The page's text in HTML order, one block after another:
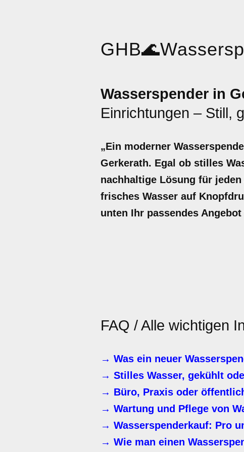
GHB🌊
Wasserspender in
Einrichtungen – Still,
„Ein moderner
Gerkerath. Egal ob stilles
nachhaltige Lösung für
frisches Wasser auf
unten Ihr passendes
FAQ / Alle wichtigen
→ Was ein neuer
→ Stilles Wasser, gekühlt
→ Büro, Praxis oder
→ Wartung und Pflege von
→ Wasserspenderkauf: Pro
→ Wie man einen